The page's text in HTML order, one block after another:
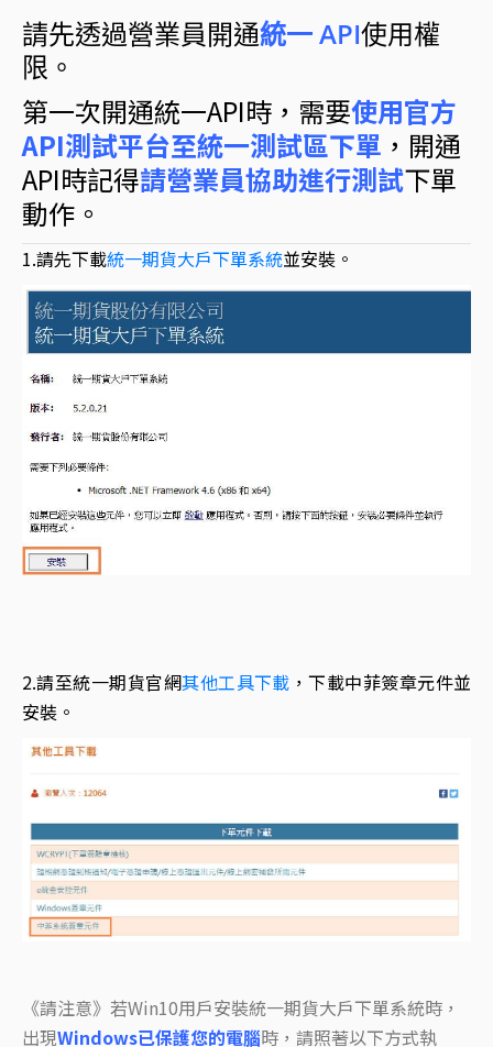
請先透過營業員開通統一API使用權
限。
第一次開通統一API時，需要使用官方
API測試平台至統一測試區下單 ，開通
API時記得請營業員協助進行測試下單
動作。
1.請先下載統一期貨大戶下單系統並安裝。
2.請至統一期貨官網其他工具下載 ，下載中菲簽章元件並
安裝。
《請注意》若Win10用戶安裝統一期貨大戶下單系統時，
出現Windows已保護您的電腦時，請照著以下方式執